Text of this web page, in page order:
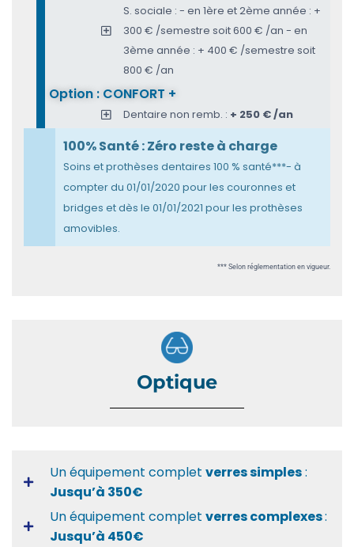
S. sociale : - en 1ère et 2ème année : +
300 € /semestre soit 600 € /an - en
3ème année : + 400 € /semestre soit
800 € /an
Option : CONFORT +
Dentaire non remb. : + 250 € /an
100% Santé : Zéro reste à charge
Soins et prothèses dentaires 100 % santé***- à
compter du 01/01/2020 pour les couronnes et
bridges et dès le 01/01/2021 pour les prothèses
amovibles.
*** Selon réglementation en vigueur.
Optique
Un équipement complet verres simples:
Jusqu’à 350€
Un équipement complet verres complexes:
Jusqu’à 450€